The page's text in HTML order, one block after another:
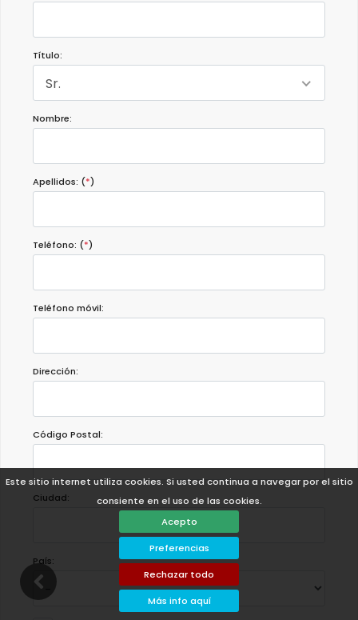
Este sitio internet utiliza cookies. Si usted continua a navegar por el sitio
consiente en el uso de las cookies.
Acepto
Preferencias
Rechazar todo
Más info aquí
Título:
Sr.
Nombre:
Apellidos: (*)
Teléfono: (*)
Teléfono móvil:
Dirección:
Código Postal:
Ciudad:
País: